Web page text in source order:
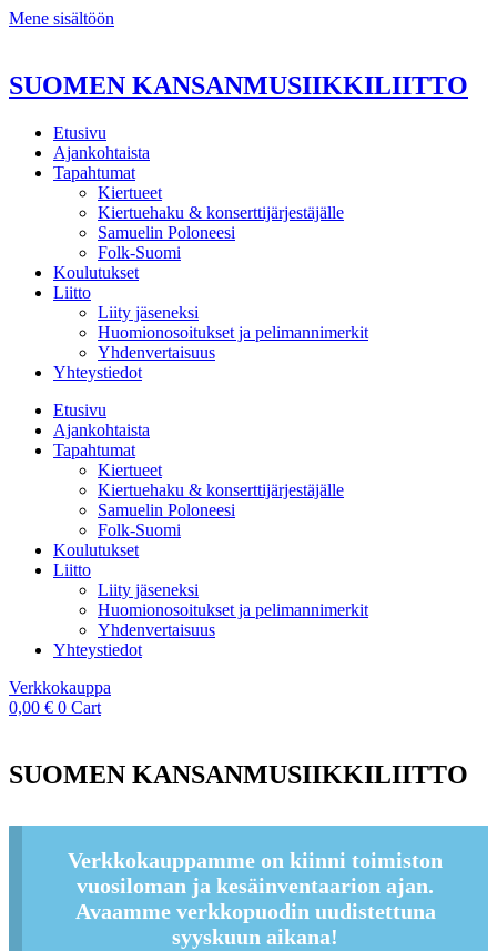
Mene sisältöön
SUOMEN KANSANMUSIIKKILIITTO
Etusivu
Ajankohtaista
Tapahtumat
Kiertueet
Kiertuehaku & konserttijärjestäjälle
Samuelin Poloneesi
Folk-Suomi
Koulutukset
Liitto
Liity jäseneksi
Huomionosoitukset ja pelimannimerkit
Yhdenvertaisuus
Yhteystiedot
Etusivu
Ajankohtaista
Tapahtumat
Kiertueet
Kiertuehaku & konserttijärjestäjälle
Samuelin Poloneesi
Folk-Suomi
Koulutukset
Liitto
Liity jäseneksi
Huomionosoitukset ja pelimannimerkit
Yhdenvertaisuus
Yhteystiedot
Verkkokauppa
0,00 € 0 Cart
SUOMEN KANSANMUSIIKKILIITTO
Verkkokauppamme on kiinni toimiston
vuosiloman ja kesäinventaarion ajan.
Avaamme verkkopuodin uudistettuna
syyskuun aikana!